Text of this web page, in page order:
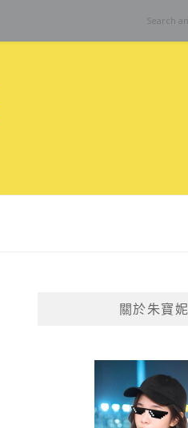
關於朱寶妮